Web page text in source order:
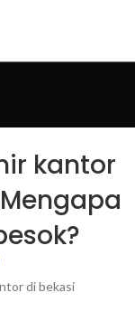
kantor